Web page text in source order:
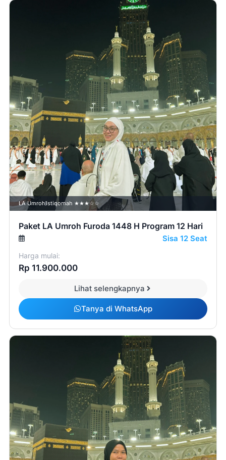
LA Umroh Istiqomah ★★★☆☆
Paket LA Umroh Furoda 1448 H Program 12 Hari
Sisa 12 Seat
Harga mulai:
Rp 11.900.000
Lihat selengkapnya
Tanya di WhatsApp